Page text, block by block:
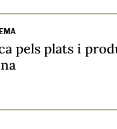
pels plats i